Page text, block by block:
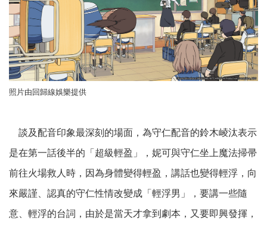
照片由回歸線娛樂提供
談及配音印象最深刻的場面，為守仁配音的鈴木崚汰表示
是在第一話後半的「超級輕盈」，妮可與守仁坐上魔法掃帚
前往火場救人時，因為身體變得輕盈，講話也變得輕浮，向
來嚴謹、認真的守仁性情改變成「輕浮男」，要講一些隨
意、輕浮的台詞，由於是當天才拿到劇本，又要即興發揮，